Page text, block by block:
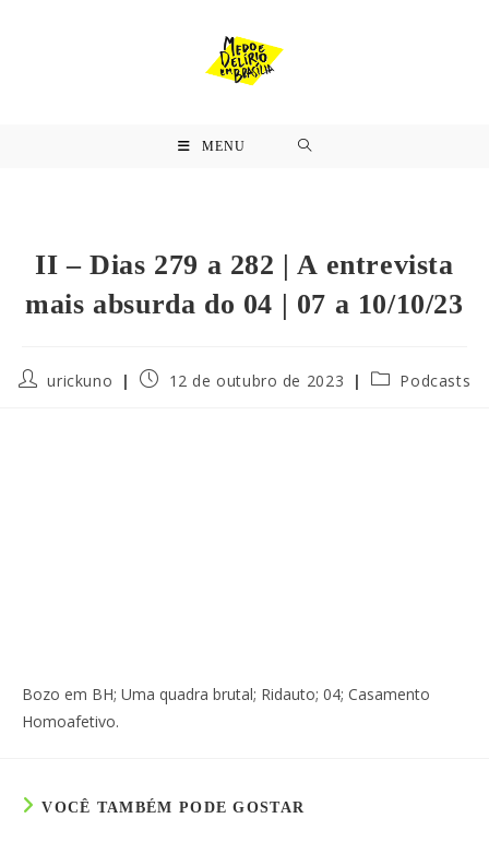
MENU
II – Dias 279 a 282 | A entrevista
mais absurda do 04 | 07 a 10/10/23
urickuno 12 de outubro de 2023 Podcasts
Bozo em BH; Uma quadra brutal; Ridauto; 04; Casamento
Homoafetivo.
VOCÊ TAMBÉM PODE GOSTAR